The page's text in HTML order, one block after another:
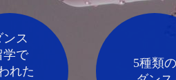
ンス
学で
れた
5種類の